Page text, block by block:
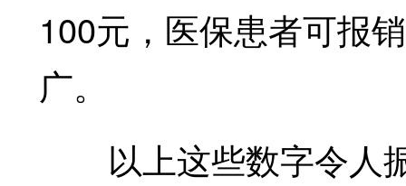
100元，医保患者可报
广。
以上这些数字令人